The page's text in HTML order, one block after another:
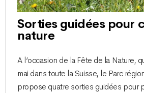
Sorties guidées pour
nature
A l’occasion de la Fête de la Nature,
mai dans toute la Suisse, le Parc
propose quatre sorties guidées pour